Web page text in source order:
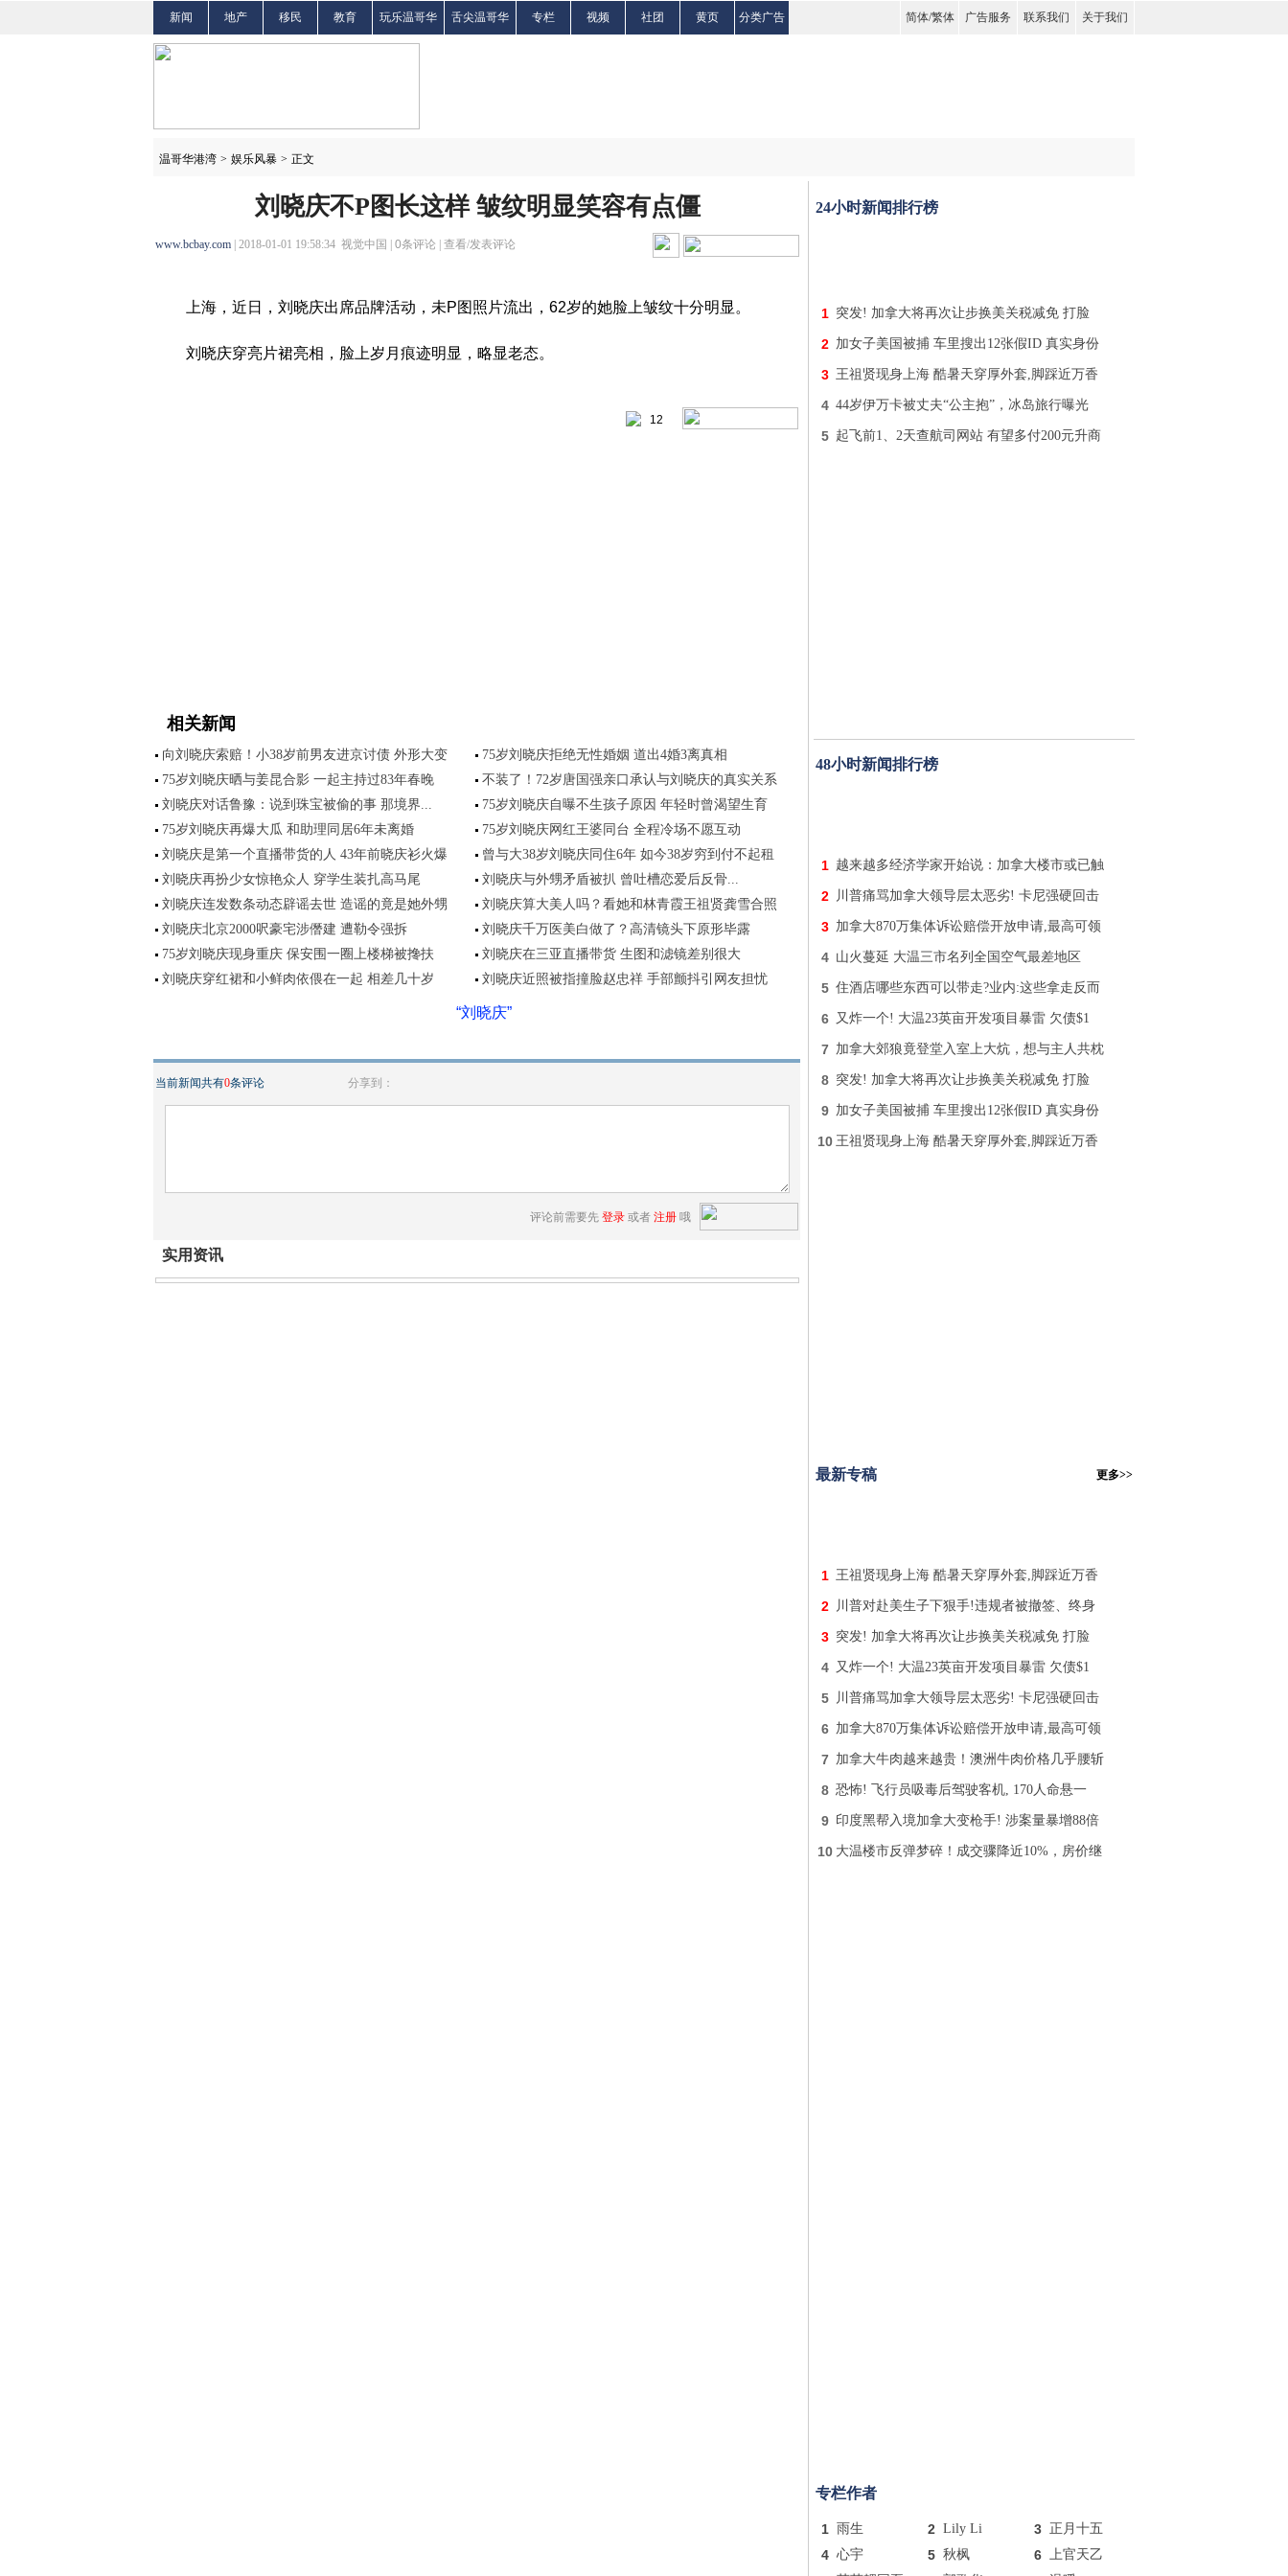
新闻 地产 移民 教育 玩乐温哥华 舌尖温哥华 专栏 视频 社团 黄页 分类广告 简体/繁体 广告服务 联系我们 关于我们
温哥华港湾 > 娱乐风暴 > 正文
刘晓庆不P图长这样 皱纹明显笑容有点僵
www.bcbay.com | 2018-01-01 19:58:34 视觉中国 | 0条评论 | 查看/发表评论
上海，近日，刘晓庆出席品牌活动，未P图照片流出，62岁的她脸上皱纹十分明显。
刘晓庆穿亮片裙亮相，脸上岁月痕迹明显，略显老态。
12
相关新闻
向刘晓庆索赔！小38岁前男友进京讨债 外形大变
75岁刘晓庆拒绝无性婚姻 道出4婚3离真相
75岁刘晓庆晒与姜昆合影 一起主持过83年春晚
不装了！72岁唐国强亲口承认与刘晓庆的真实关系
刘晓庆对话鲁豫：说到珠宝被偷的事 那境界...
75岁刘晓庆自曝不生孩子原因 年轻时曾渴望生育
75岁刘晓庆再爆大瓜 和助理同居6年未离婚
75岁刘晓庆网红王婆同台 全程冷场不愿互动
刘晓庆是第一个直播带货的人 43年前晓庆衫火爆
曾与大38岁刘晓庆同住6年 如今38岁穷到付不起租
刘晓庆再扮少女惊艳众人 穿学生装扎高马尾
刘晓庆与外甥矛盾被扒 曾吐槽恋爱后反骨...
刘晓庆连发数条动态辟谣去世 造谣的竟是她外甥
刘晓庆算大美人吗？看她和林青霞王祖贤龚雪合照
刘晓庆北京2000呎豪宅涉僭建 遭勒令强拆
刘晓庆千万医美白做了？高清镜头下原形毕露
75岁刘晓庆现身重庆 保安围一圈上楼梯被搀扶
刘晓庆在三亚直播带货 生图和滤镜差别很大
刘晓庆穿红裙和小鲜肉依偎在一起 相差几十岁
刘晓庆近照被指撞脸赵忠祥 手部颤抖引网友担忧
“刘晓庆”
当前新闻共有0条评论 分享到：
评论前需要先 登录 或者 注册 哦
实用资讯
24小时新闻排行榜
1 突发! 加拿大将再次让步换美关税减免 打脸
2 加女子美国被捕 车里搜出12张假ID 真实身份
3 王祖贤现身上海 酷暑天穿厚外套,脚踩近万香
4 44岁伊万卡被丈夫“公主抱”，冰岛旅行曝光
5 起飞前1、2天查航司网站 有望多付200元升商
48小时新闻排行榜
1 越来越多经济学家开始说：加拿大楼市或已触
2 川普痛骂加拿大领导层太恶劣! 卡尼强硬回击
3 加拿大870万集体诉讼赔偿开放申请,最高可领
4 山火蔓延 大温三市名列全国空气最差地区
5 住酒店哪些东西可以带走?业内:这些拿走反而
6 又炸一个! 大温23英亩开发项目暴雷 欠债$1
7 加拿大郊狼竟登堂入室上大炕，想与主人共枕
8 突发! 加拿大将再次让步换美关税减免 打脸
9 加女子美国被捕 车里搜出12张假ID 真实身份
10 王祖贤现身上海 酷暑天穿厚外套,脚踩近万香
最新专稿 更多>>
1 王祖贤现身上海 酷暑天穿厚外套,脚踩近万香
2 川普对赴美生子下狠手!违规者被撤签、终身
3 突发! 加拿大将再次让步换美关税减免 打脸
4 又炸一个! 大温23英亩开发项目暴雷 欠债$1
5 川普痛骂加拿大领导层太恶劣! 卡尼强硬回击
6 加拿大870万集体诉讼赔偿开放申请,最高可领
7 加拿大牛肉越来越贵！澳洲牛肉价格几乎腰斩
8 恐怖! 飞行员吸毒后驾驶客机, 170人命悬一
9 印度黑帮入境加拿大变枪手! 涉案量暴增88倍
10 大温楼市反弹梦碎！成交骤降近10%，房价继
专栏作者
1 雨生 2 Lily Li 3 正月十五
4 心宇 5 秋枫 6 上官天乙